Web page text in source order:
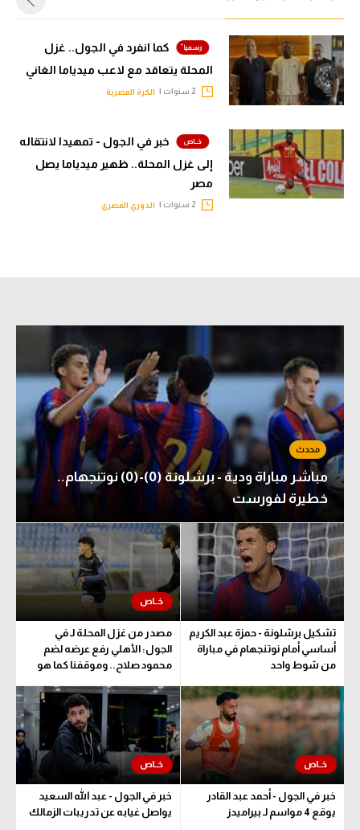
القسم الثاني
رياضات أخرى
أمم إفريقيا
كرة السلة الأمريكية
كرة سلة
آسيا
أمريكا
ركن الألعاب
أقسام خاصة
Gamers
ميركاتو
تحقيق في الجول
تقرير في الجول
تحليل في الجول
حكايات في الجول
كويز في الجول
فيديو في الجول
كما انفرد في الجول.. غزل
المحلة يتعاقد مع لاعب ميدياما الغاني
الكرة المصرية
خبر في الجول - تمهيدا لانتقاله
إلى غزل المحلة.. ظهير ميدياما يصل
مصر
الدوري المصري
مباشر مباراة ودية - برشلونة (0)-(0) نوتنجهام..
خطيرة لفورست
تشكيل برشلونة - حمزة عبد الكريم
أساسي أمام نوتنجهام في مباراة
من شوط واحد
مصدر من غزل المحلة لـ في
الجول: الأهلي رفع عرضه لضم
محمود صلاح.. وموقفنا كما هو
خبر في الجول - أحمد عبد القادر
يوقع 4 مواسم لـ بيراميدز
خبر في الجول - عبد الله السعيد
يواصل غيابه عن تدريبات الزمالك